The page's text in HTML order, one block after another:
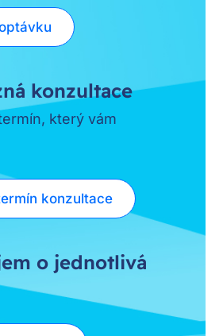
konzultace
který vám
konzultace
o jednotlivá